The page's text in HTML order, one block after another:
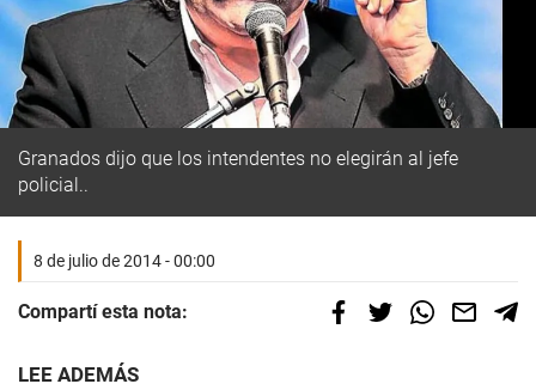
Granados dijo que los intendentes no elegirán al jefe
policial..
8 de julio de 2014 - 00:00
Compartí esta nota:
LEE ADEMÁS